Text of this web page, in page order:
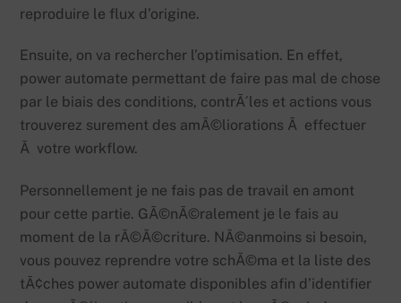
reproduire le flux d’origine.
Ensuite, on va rechercher l’optimisation. En effet,
power automate permettant de faire pas mal de chose
par le biais des conditions, contrÃ´les et actions vous
trouverez surement des amÃ©liorations Ã effectuer
Ã votre workflow.
Personnellement je ne fais pas de travail en amont
pour cette partie. GÃ©nÃ©ralement je le fais au
moment de la rÃ©Ã©criture. NÃ©anmoins si besoin,
vous pouvez reprendre votre schÃ©ma et la liste des
tÃ¢ches power automate disponibles afin d’identifier